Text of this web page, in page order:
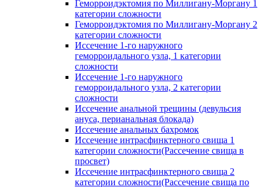
Геморроидэктомия по Миллигану-Моргану 1
категории сложности
Геморроидэктомия по Миллигану-Моргану 2
категории сложности
Иссечение 1-го наружного
геморроидального узла, 1 категории
сложности
Иссечение 1-го наружного
геморроидального узла, 2 категории
сложности
Иссечение анальной трещины (девульсия
ануса, перианальная блокада)
Иссечение анальных бахромок
Иссечение интрасфинктерного свища 1
категории сложности(Рассечение свища в
просвет)
Иссечение интрасфинктерного свища 2
категории сложности(Рассечение свища по